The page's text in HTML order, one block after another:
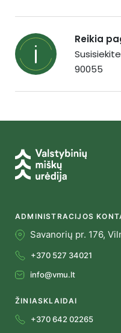
Reikia
90055
ADMINISTRACIJOS
Savanorių pr. 176,
+370 527 34021
info@vmu.lt
ŽINIASKLAIDAI
+370 642 02265